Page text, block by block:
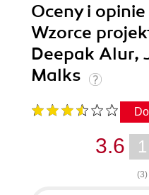
Oceny i
Wzorce
Deepak Alur,
Malks
1
(3)
3.6